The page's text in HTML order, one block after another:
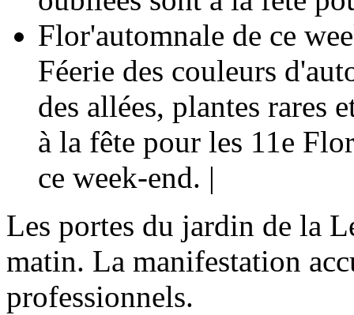
Féerie des couleurs
des allées, plantes rares
à la fête pour les 11e
ce week-end. |
Les portes du jardin de la
matin. La manifestation
professionnels.